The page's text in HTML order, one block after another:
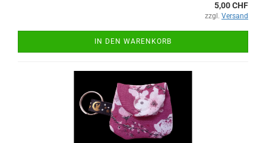
5,00 CHF
zzgl. Versand
IN DEN WARENKORB